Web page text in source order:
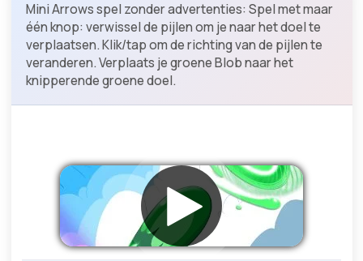
Mini Arrows spel zonder advertenties: Spel met maar
één knop: verwissel de pijlen om je naar het doel te
verplaatsen. Klik/tap om de richting van de pijlen te
veranderen. Verplaats je groene Blob naar het
knipperende groene doel.